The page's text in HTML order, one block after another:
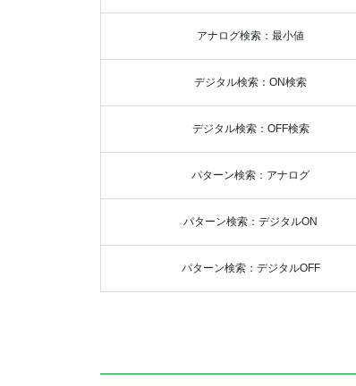
アナログ検索：最小値
デジタル検索：ON検索
デジタル検索：OFF検索
パターン検索：アナログ
パターン検索：デジタルON
パターン検索：デジタルOFF